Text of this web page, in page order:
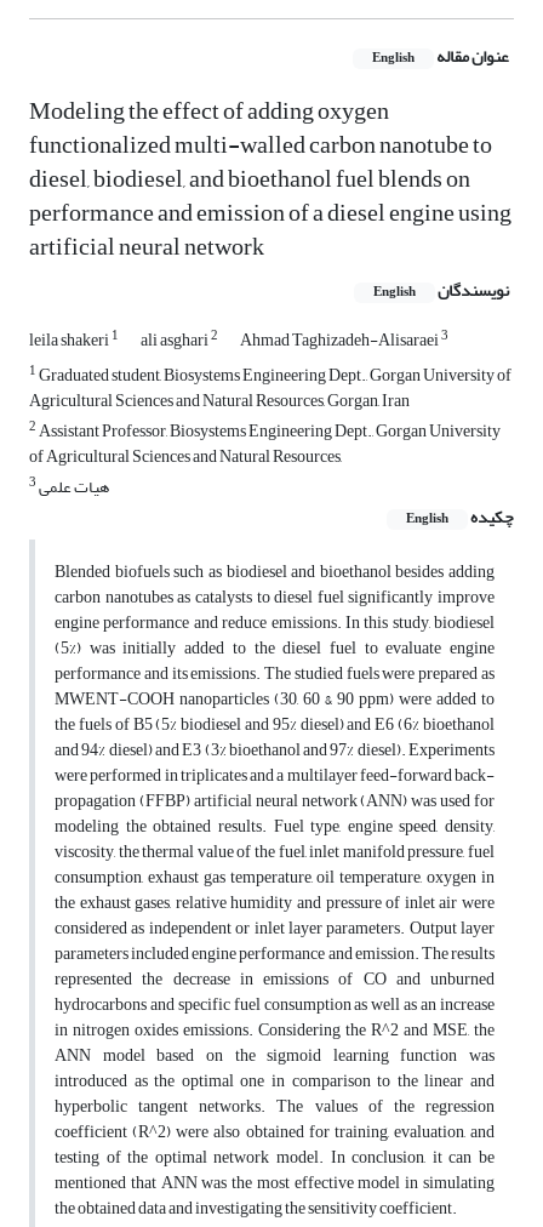
عنوان مقاله English
Modeling the effect of adding oxygen
functionalized multi-walled carbon nanotube to
diesel, biodiesel, and bioethanol fuel blends on
performance and emission of a diesel engine using
artificial neural network
نویسندگان English
leila shakeri1 ali asghari2 Ahmad Taghizadeh-Alisaraei3
1Graduated student, Biosystems Engineering Dept., Gorgan University of
Agricultural Sciences and Natural Resources, Gorgan, Iran
2Assistant Professor, Biosystems Engineering Dept., Gorgan University
of Agricultural Sciences and Natural Resources,
3هیات علمی
چکیده
English
Blended biofuels such as biodiesel and bioethanol besides adding
carbon nanotubes as catalysts to diesel fuel significantly improve
engine performance and reduce emissions. In this study, biodiesel
(5%) was initially added to the diesel fuel to evaluate engine
performance and its emissions. The studied fuels were prepared as
MWENT-COOH nanoparticles (30, 60 & 90 ppm) were added to
the fuels of B5 (5% biodiesel and 95% diesel) and E6 (6% bioethanol
and 94% diesel) and E3 (3% bioethanol and 97% diesel). Experiments
were performed in triplicates and a multilayer feed-forward back-
propagation (FFBP) artificial neural network (ANN) was used for
modeling the obtained results. Fuel type, engine speed, density,
viscosity, the thermal value of the fuel, inlet manifold pressure, fuel
consumption, exhaust gas temperature, oil temperature, oxygen in
the exhaust gases, relative humidity and pressure of inlet air were
considered as independent or inlet layer parameters. Output layer
parameters included engine performance and emission. The results
represented the decrease in emissions of CO and unburned
hydrocarbons and specific fuel consumption as well as an increase
in nitrogen oxides emissions. Considering the R^2 and MSE, the
ANN model based on the sigmoid learning function was
introduced as the optimal one in comparison to the linear and
hyperbolic tangent networks. The values of the regression
coefficient (R^2) were also obtained for training, evaluation, and
testing of the optimal network model. In conclusion, it can be
mentioned that ANN was the most effective model in simulating
the obtained data and investigating the sensitivity coefficient.